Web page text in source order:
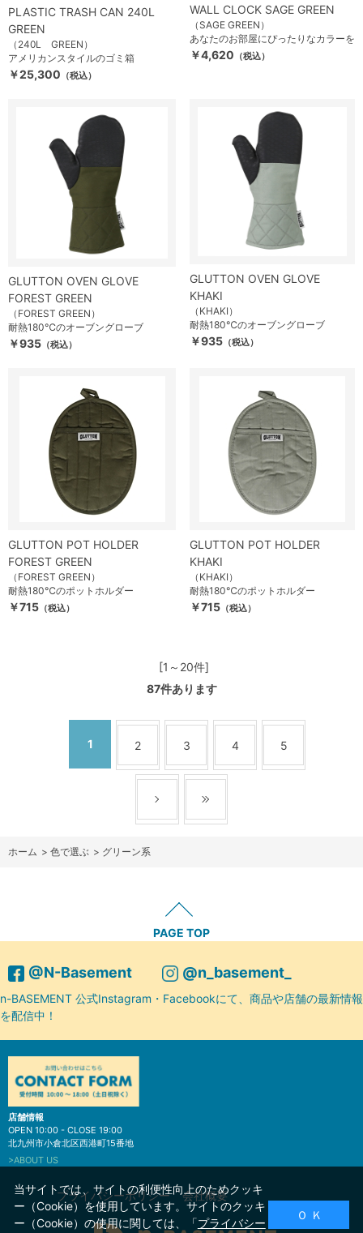
PLASTIC TRASH CAN 240L
GREEN
（240L GREEN）
アメリカンスタイルのゴミ箱
￥25,300 （税込）
WALL CLOCK SAGE GREEN
（SAGE GREEN）
あなたのお部屋にぴったりなカラーを
￥4,620 （税込）
GLUTTON OVEN GLOVE
FOREST GREEN
（FOREST GREEN）
耐熱180℃のオーブングローブ
￥935 （税込）
GLUTTON OVEN GLOVE
KHAKI
（KHAKI）
耐熱180℃のオーブングローブ
￥935 （税込）
GLUTTON POT HOLDER
FOREST GREEN
（FOREST GREEN）
耐熱180℃のポットホルダー
￥715 （税込）
GLUTTON POT HOLDER
KHAKI
（KHAKI）
耐熱180℃のポットホルダー
￥715 （税込）
[1～20件]
87件あります
1 2 3 4 5
ホーム > 色で選ぶ > グリーン系
PAGE TOP
@N-Basement @n_basement_
n-BASEMENT 公式Instagram・Facebookにて、商品や店舗の最新情報
を配信中！
店舗情報
OPEN 10:00 - CLOSE 19:00
北九州市小倉北区西港町15番地
>ABOUT US
プライバシーポリシー 会社概要
当サイトでは、サイトの利便性向上のためクッキ
ー（Cookie）を使用しています。サイトのクッキ
ー（Cookie）の使用に関しては、「プライバシー
Ｏ Ｋ